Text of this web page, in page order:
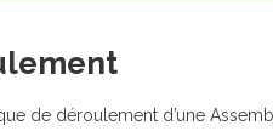
de déroulement d’une